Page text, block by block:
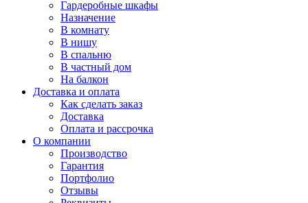
Гардеробные шкафы
Назначение
В комнату
В нишу
В спальню
В частный дом
На балкон
Доставка и оплата
Как сделать заказ
Доставка
Оплата и рассрочка
О компании
Производство
Гарантия
Портфолио
Отзывы